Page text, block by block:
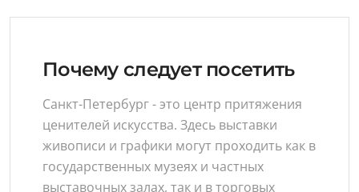
Почему следует посетить
Санкт-Петербург - это центр притяжения
ценителей искусства. Здесь выставки
живописи и графики могут проходить как в
государственных музеях и частных
выставочных залах, так и в торговых